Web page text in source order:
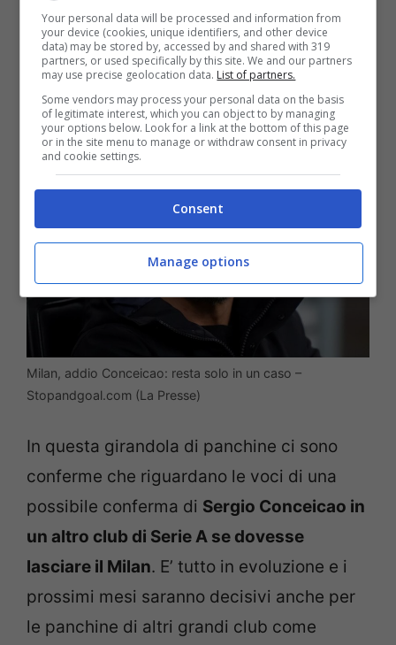
impossibile, ma molto difficile. Allo stesso
tempo però si parla di quella che può
essere la conferma del tecnico in Italia.
Milan, addio Conceicao: resta solo in un caso –
Stopandgoal.com (La Presse)
In questa girandola di panchine ci sono
conferme che riguardano le voci di una
possibile conferma di Sergio Conceicao in
un altro club di Serie A se dovesse
lasciare il Milan. E’ tutto in evoluzione e i
prossimi mesi saranno decisivi anche per
le panchine di altri grandi club come
Your personal data will be processed and information from
your device (cookies, unique identifiers, and other device
data) may be stored by, accessed by and shared with 319
partners, or used specifically by this site. We and our partners
may use precise geolocation data. List of partners.
Some vendors may process your personal data on the basis
of legitimate interest, which you can object to by managing
your options below. Look for a link at the bottom of this page
or in the site menu to manage or withdraw consent in privacy
and cookie settings.
Consent
Manage options